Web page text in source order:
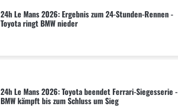
24h Le Mans 2026: Ergebnis zum 24-Stunden-Rennen -
Toyota ringt BMW nieder
24h Le Mans 2026: Toyota beendet Ferrari-Siegesserie -
BMW kämpft bis zum Schluss um Sieg